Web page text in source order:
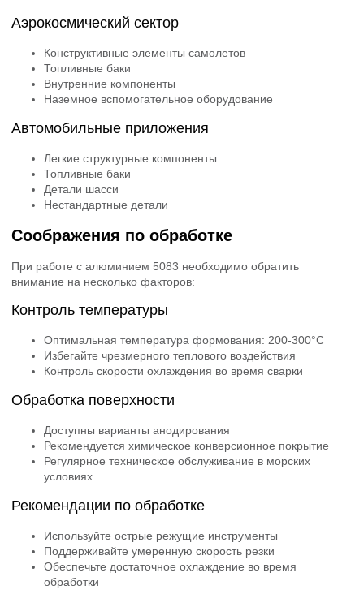
Аэрокосмический сектор
Конструктивные элементы самолетов
Топливные баки
Внутренние компоненты
Наземное вспомогательное оборудование
Автомобильные приложения
Легкие структурные компоненты
Топливные баки
Детали шасси
Нестандартные детали
Соображения по обработке
При работе с алюминием 5083 необходимо обратить
внимание на несколько факторов:
Контроль температуры
Оптимальная температура формования: 200-300°C
Избегайте чрезмерного теплового воздействия
Контроль скорости охлаждения во время сварки
Обработка поверхности
Доступны варианты анодирования
Рекомендуется химическое конверсионное покрытие
Регулярное техническое обслуживание в морских
условиях
Рекомендации по обработке
Используйте острые режущие инструменты
Поддерживайте умеренную скорость резки
Обеспечьте достаточное охлаждение во время
обработки